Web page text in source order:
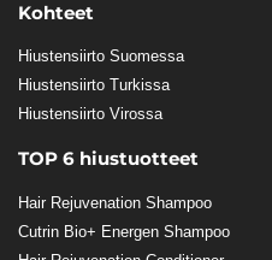
Kohteet
Hiustensiirto Suomessa
Hiustensiirto Turkissa
Hiustensiirto Virossa
TOP 6 hiustuotteet
Hair Rejuvenation Shampoo
Cutrin Bio+ Energen Shampoo